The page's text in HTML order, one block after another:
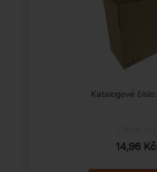
Katalogové číslo:
14,96 Kč